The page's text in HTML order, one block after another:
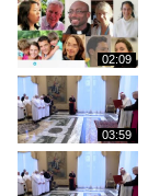
02:09
03:59